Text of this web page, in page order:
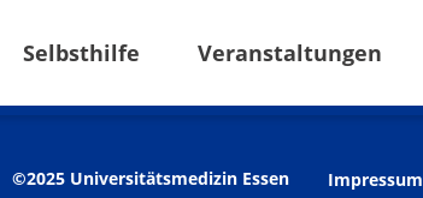
Selbsthilfe Veranstaltungen
©2025 Universitätsmedizin Essen Impressum